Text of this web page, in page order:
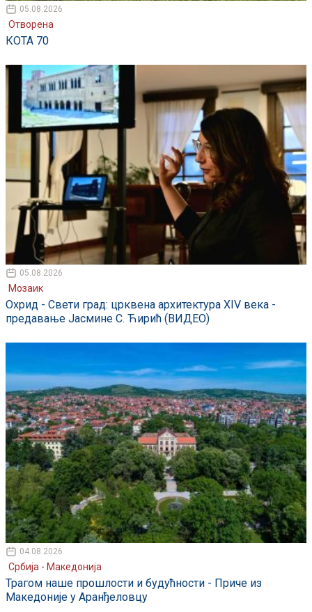
05.08.2026
Отворена
КОТА 70
05.08.2026
Мозаик
Охрид - Свети град: црквена архитектура XIV века -
предавање Јасмине С. Ћирић (ВИДЕО)
04.08.2026
Србија - Македонија
Трагом наше прошлости и будућности - Приче из
Македоније у Аранђеловцу